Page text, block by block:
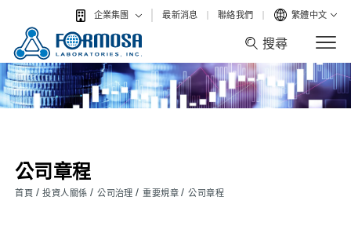
企業集團 最新消息 聯絡我們 繁體中文
搜尋
搜尋
公司章程
首頁 / 投資人關係/ 公司治理/ 重要規章/ 公司章程